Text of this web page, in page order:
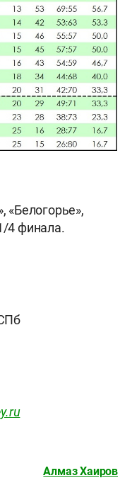
«Белогорье»,
4 финала.
Алмаз Хаиров